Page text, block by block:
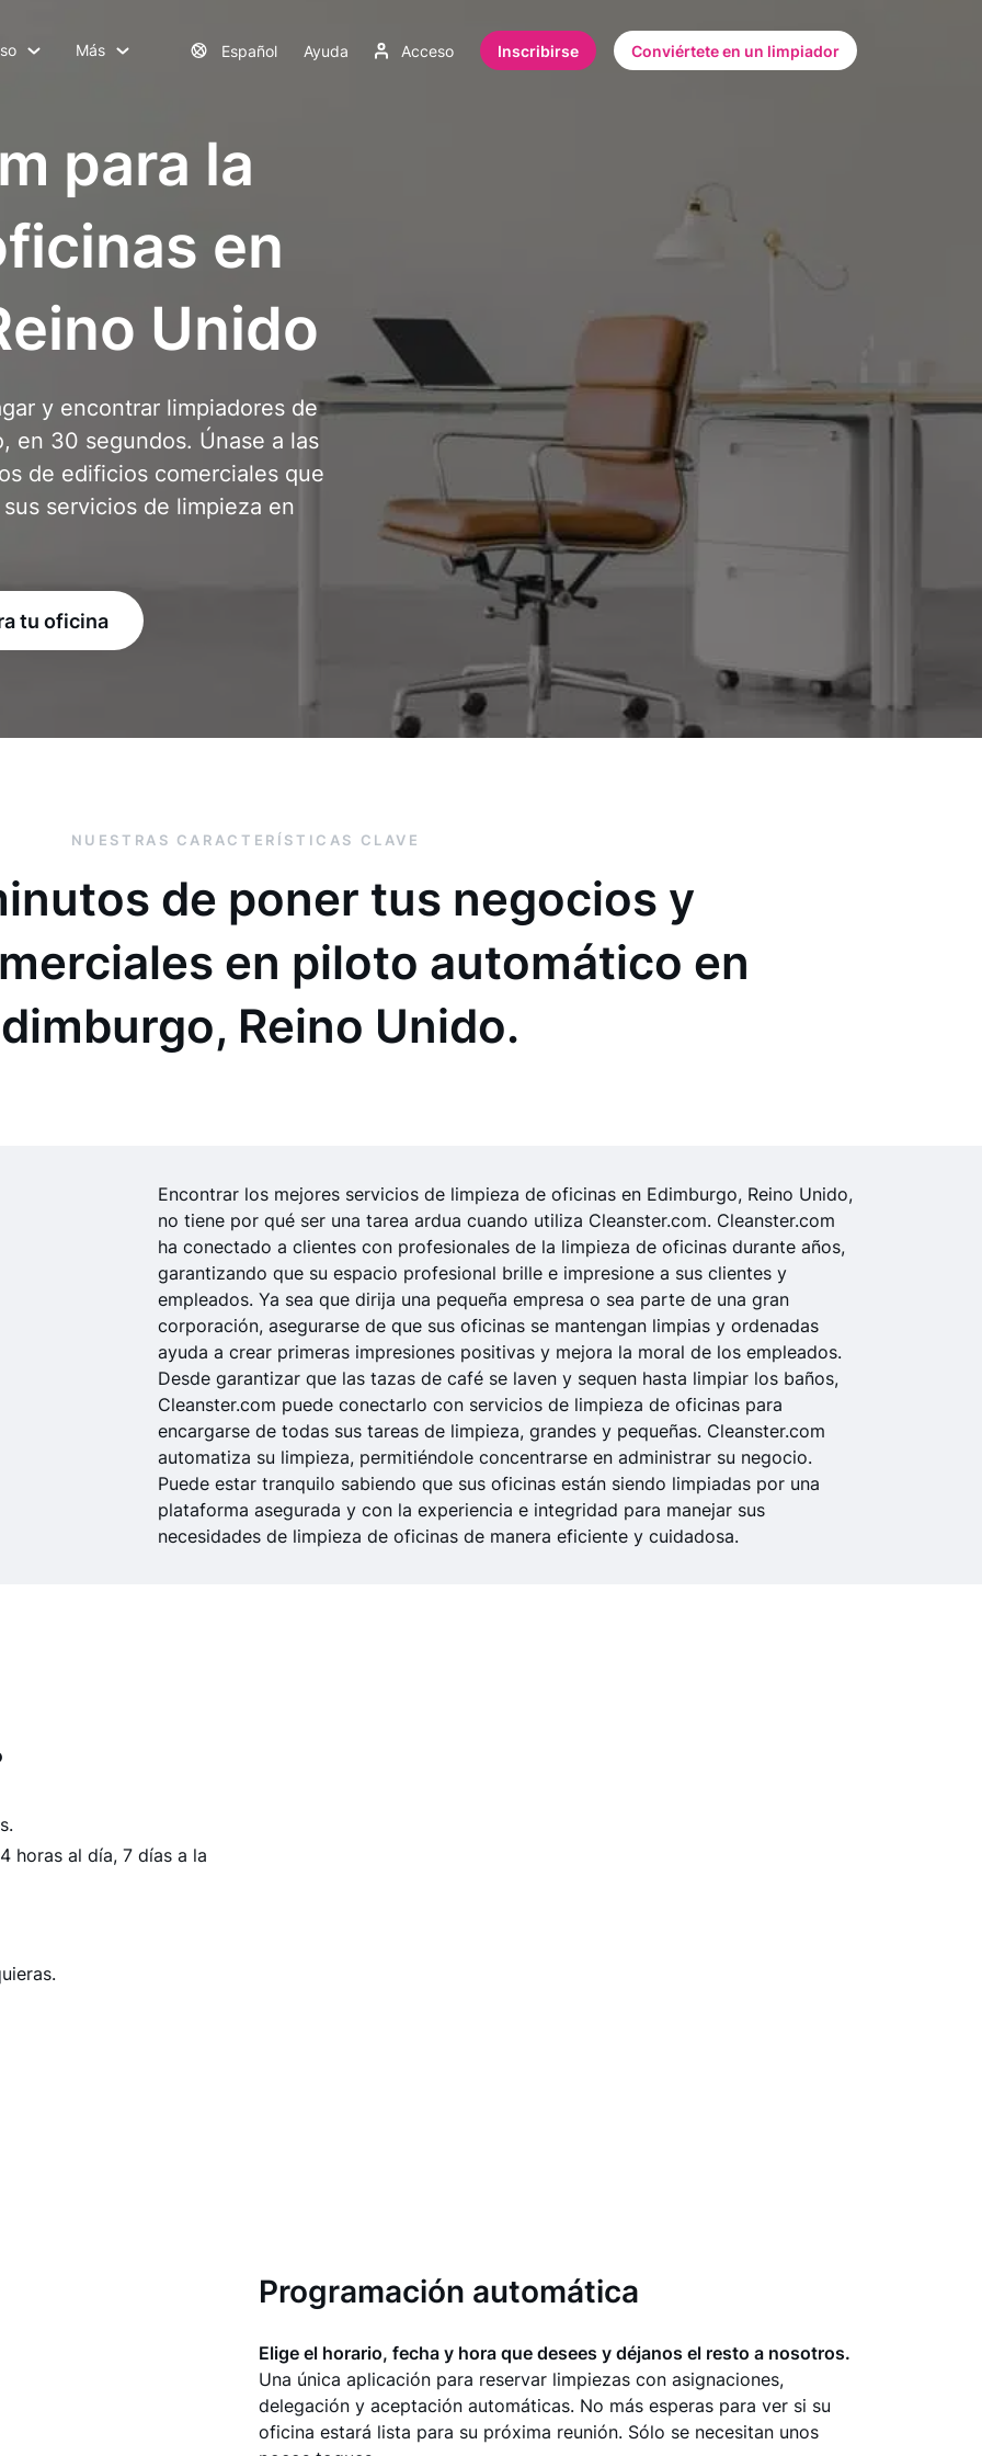
Más Español Ayuda Acceso Inscribirse Conviértete en un limpiador
para la
en
Unido
y encontrar limpiadores de
en 30 segundos. Únase a las
de edificios comerciales que
servicios de limpieza en
tu oficina
NUESTRAS CARACTERÍSTICAS CLAVE
de poner tus negocios y
en piloto automático en
Reino Unido.
Encontrar los mejores servicios de limpieza de oficinas en Edimburgo, Reino Unido,
no tiene por qué ser una tarea ardua cuando utiliza Cleanster.com. Cleanster.com
ha conectado a clientes con profesionales de la limpieza de oficinas durante años,
garantizando que su espacio profesional brille e impresione a sus clientes y
empleados. Ya sea que dirija una pequeña empresa o sea parte de una gran
corporación, asegurarse de que sus oficinas se mantengan limpias y ordenadas
ayuda a crear primeras impresiones positivas y mejora la moral de los empleados.
Desde garantizar que las tazas de café se laven y sequen hasta limpiar los baños,
Cleanster.com puede conectarlo con servicios de limpieza de oficinas para
encargarse de todas sus tareas de limpieza, grandes y pequeñas. Cleanster.com
automatiza su limpieza, permitiéndole concentrarse en administrar su negocio.
Puede estar tranquilo sabiendo que sus oficinas están siendo limpiadas por una
plataforma asegurada y con la experiencia e integridad para manejar sus
necesidades de limpieza de oficinas de manera eficiente y cuidadosa.
horas al día, 7 días a la
Programación automática
Elige el horario, fecha y hora que desees y déjanos el resto a nosotros.
Una única aplicación para reservar limpiezas con asignaciones,
delegación y aceptación automáticas. No más esperas para ver si su
oficina estará lista para su próxima reunión. Sólo se necesitan unos